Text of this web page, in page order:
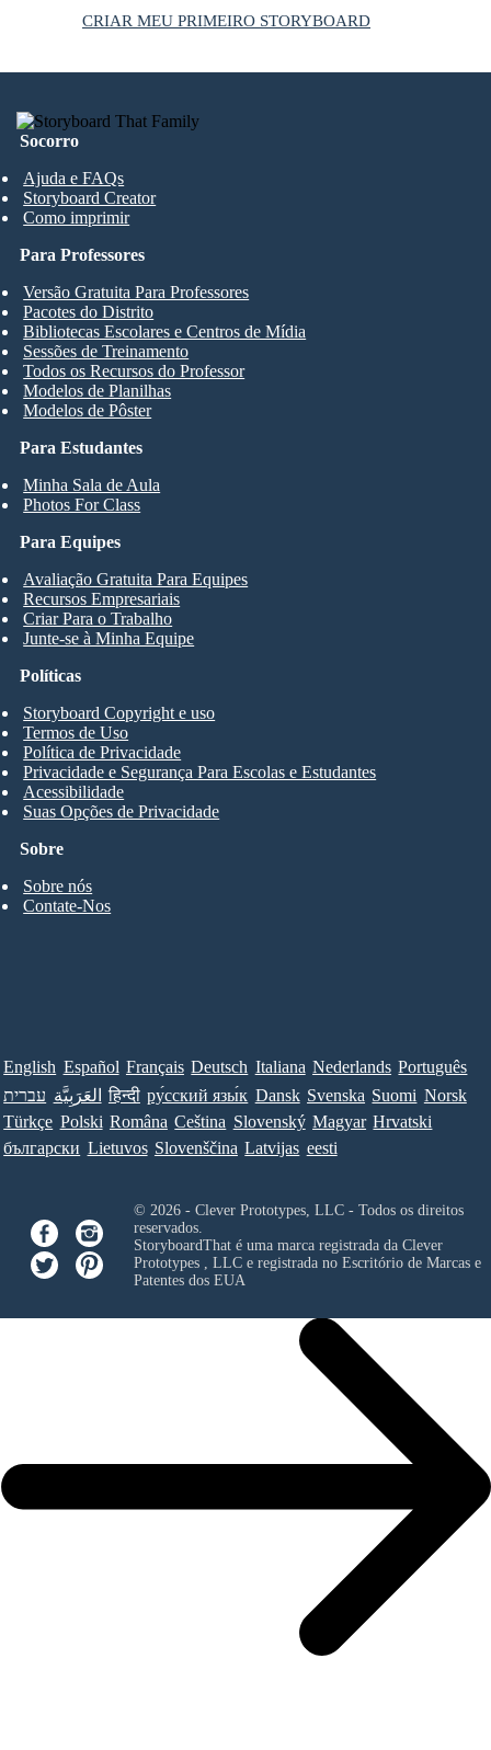
CRIAR MEU PRIMEIRO STORYBOARD
Socorro
Ajuda e FAQs
Storyboard Creator
Como imprimir
Para Estudantes
Minha Sala de Aula
Photos For Class
Para Professores
Versão Gratuita Para Professores
Pacotes do Distrito
Bibliotecas Escolares e Centros de Mídia
Sessões de Treinamento
Todos os Recursos do Professor
Modelos de Planilhas
Modelos de Pôster
Para Equipes
Avaliação Gratuita Para Equipes
Recursos Empresariais
Criar Para o Trabalho
Junte-se à Minha Equipe
Sobre
Sobre nós
Contate-Nos
Políticas
Storyboard Copyright e uso
Termos de Uso
Política de Privacidade
Privacidade e Segurança Para Escolas e Estudantes
Acessibilidade
Suas Opções de Privacidade
English Español Français Deutsch Italiana Nederlands Português
עברית العَرَبِيَّة हिन्दी ру́сский язы́к Dansk Svenska Suomi Norsk
Türkçe Polski Româna Ceština Slovenský Magyar Hrvatski
български Lietuvos Slovenščina Latvijas eesti
© 2026 - Clever Prototypes, LLC - Todos os direitos
reservados.
StoryboardThat é uma marca registrada da Clever
Prototypes , LLCe registrada no Escritório de Marcas e
Patentes dos EUA